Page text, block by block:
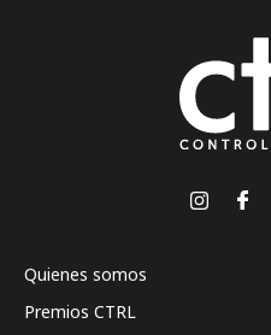
Quienes somos
Premios CTRL